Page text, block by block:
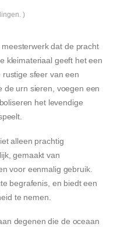
)
dat de pracht
kleimateriaal geeft het een
sfeer van een
de urn sieren, voegen een
het levendige
alleen prachtig
gemaakt van
voor eenmalig gebruik.
begrafenis, en biedt een
te nemen.
degenen die de oceaan